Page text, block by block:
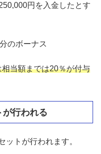
円を入金したとす
のボーナス
当額までは20％が付与
が行われる
ットが行われます。